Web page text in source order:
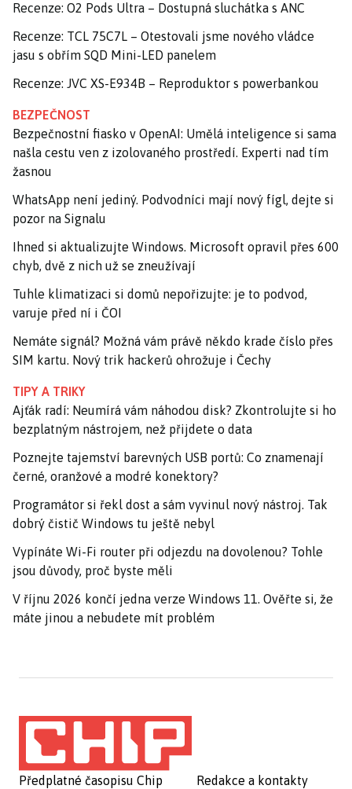
Recenze: O2 Pods Ultra – Dostupná sluchátka s ANC
Recenze: TCL 75C7L – Otestovali jsme nového vládce
jasu s obřím SQD Mini-LED panelem
Recenze: JVC XS-E934B – Reproduktor s powerbankou
BEZPEČNOST
Bezpečnostní fiasko v OpenAI: Umělá inteligence si sama
našla cestu ven z izolovaného prostředí. Experti nad tím
žasnou
WhatsApp není jediný. Podvodníci mají nový fígl, dejte si
pozor na Signalu
Ihned si aktualizujte Windows. Microsoft opravil přes 600
chyb, dvě z nich už se zneužívají
Tuhle klimatizaci si domů nepořizujte: je to podvod,
varuje před ní i ČOI
Nemáte signál? Možná vám právě někdo krade číslo přes
SIM kartu. Nový trik hackerů ohrožuje i Čechy
TIPY A TRIKY
Ajťák radí: Neumírá vám náhodou disk? Zkontrolujte si ho
bezplatným nástrojem, než přijdete o data
Poznejte tajemství barevných USB portů: Co znamenají
černé, oranžové a modré konektory?
Programátor si řekl dost a sám vyvinul nový nástroj. Tak
dobrý čistič Windows tu ještě nebyl
Vypínáte Wi-Fi router při odjezdu na dovolenou? Tohle
jsou důvody, proč byste měli
V říjnu 2026 končí jedna verze Windows 11. Ověřte si, že
máte jinou a nebudete mít problém
Předplatné časopisu Chip
Redakce a kontakty